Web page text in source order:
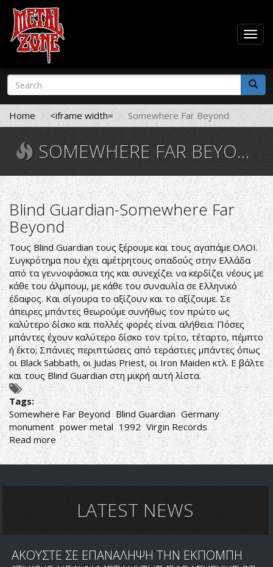
Skip
main
content
Search
form
Search
Home <iframe width= Somewhere Far Beyond
SOMEWHERE FAR BEYOND
Blind Guardian-Somewhere Far
Beyond
Τους Blind Guardian τους ξέρουμε και τους αγαπάμε ΟΛΟΙ.
Συγκρότημα που έχει αμέτρητους οπαδούς στην Ελλάδα
από τα γεννοφάσκια της και συνεχίζει να κερδίζει νέους με
κάθε του άλμπουμ, με κάθε του συναυλία σε Ελληνικό
έδαφος. Και σίγουρα το αξίζουν και το αξίζουμε. Σε
άπειρες μπάντες θεωρούμε συνήθως τον πρώτο ως
καλύτερο δίσκο και πολλές φορές είναι αλήθεια. Πόσες
μπάντες έχουν καλύτερο δίσκο τον τρίτο, τέταρτο, πέμπτο
ή έκτο; Σπάνιες περιπτώσεις από τεράστιες μπάντες όπως
οι Black Sabbath, οι Judas Priest, οι Iron Maiden κτλ. Ε βάλτε
και τους Blind Guardian στη μικρή αυτή λίστα.
Tags:
Somewhere Far Beyond Blind Guardian Germany
monument power metal 1992 Virgin Records
Read more about
Blind
Guardian-
BeyondLATEST NEWS
ΑΚΟΥΣΤΕ ΣΕ ΕΠΑΝΑΛΗΨΗ ΤΗΝ ΕΚΠΟΜΠΗ